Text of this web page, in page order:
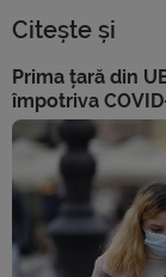
Citește și
Prima țară din
împotriva